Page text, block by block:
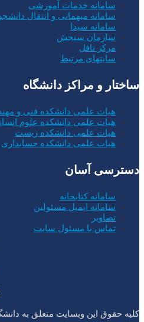
سامانه خدمات آموزشی
سامانه میهمانی و انتقال
سامانه سیدا
سازمان سنجش
مرکز تافل
سایتهای مرتبط
ساختار و مراکز دانشگاه
هیات علمی دانشکده فنی و
هیات علمی دانشکده علوم
هیات علمی دانشکده زیست
هیات علمی دانشکده حسابداری
دسترسی آسان
سامانه کتابخانه
سامانه ایمیل مسئولین
تصاویر
تماس با مسئول سایت
کلیه حقوق این وبسایت متعلق به